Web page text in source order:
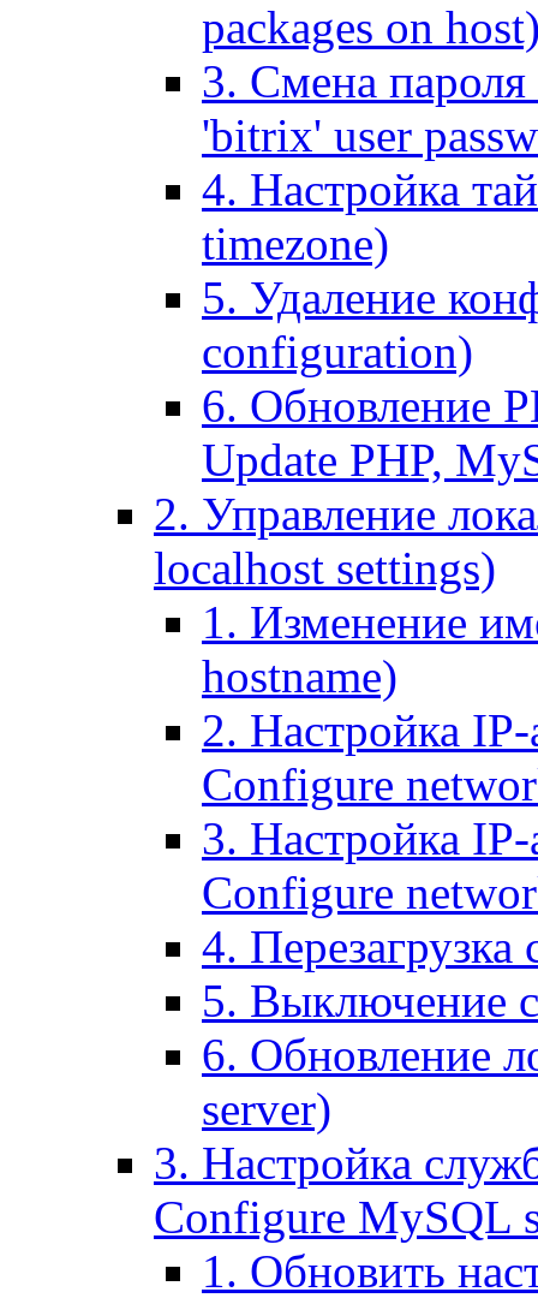
packages on
3. Смена пароля
'bitrix' user
4. Настройка
timezone)
5. Удаление
configuration)
6. Обновление
Update PHP,
2. Управление
localhost settings)
1. Изменение
hostname)
2. Настройка IP-
Configure
3. Настройка
Configure
4. Перезагрузка
5. Выключение
6. Обновление
server)
3. Настройка
Configure MySQL
1. Обновить